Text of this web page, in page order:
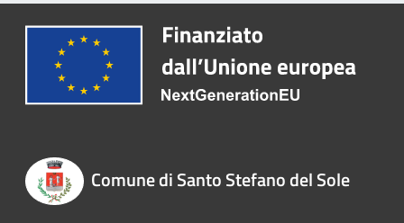
Comune di Santo Stefano del Sole